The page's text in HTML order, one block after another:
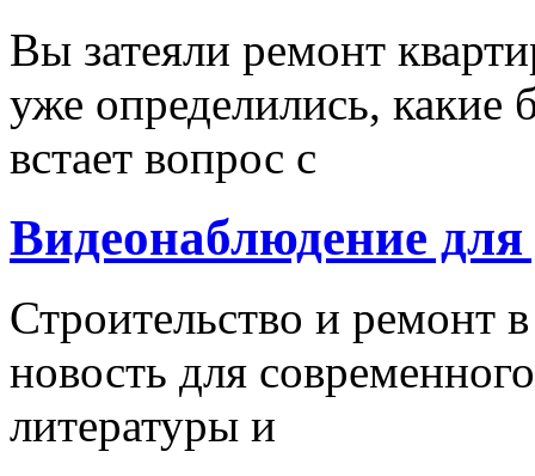
Вы затеяли ремонт
уже определились, какие
встает вопрос с
Видеонаблюдение
Строительство и ремонт
новость для
литературы и